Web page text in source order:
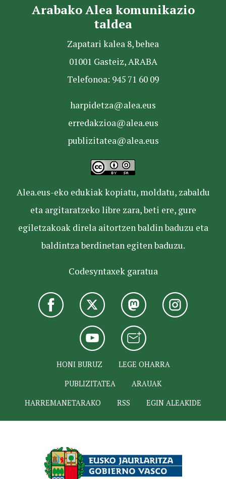
Arabako Alea komunikazio
taldea
Zapatari kalea 8, behea
01001 Gasteiz, ARABA
Telefonoa: 945 71 60 09
harpidetza@alea.eus
erredakzioa@alea.eus
publizitatea@alea.eus
Alea.eus-eko edukiak kopiatu, moldatu, zabaldu
eta argitaratzeko libre zara, beti ere, gure
egiletzakoak direla aitortzen baldin baduzu eta
baldintza berdinetan egiten baduzu.
Codesyntaxek garatua
HONI BURUZ
LEGE OHARRA
PUBLIZITATEA
ARAUAK
HARREMANETARAKO
RSS EGIN ALEAKIDE